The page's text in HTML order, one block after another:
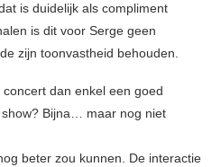
is duidelijk als compliment
is dit voor Serge geen
zijn toonvastheid behouden.
concert dan enkel een goed
show? Bijna… maar nog niet
beter zou kunnen. De interactie